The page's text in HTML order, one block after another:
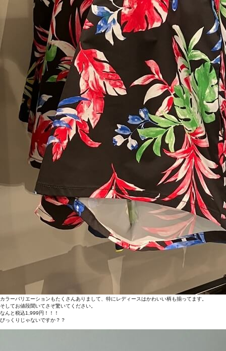
カラーバリエーションもたくさんありまして、特にレディースはかわいい柄も揃ってます。
そしてお値段聞いてさぞ驚いてください。
なんと税込1,999円！！！
びっくりじゃないですか？？